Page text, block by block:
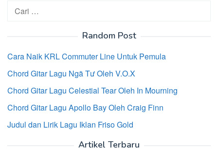
Cari
Random Post
Cara Naik KRL Commuter Line Untuk Pemula
Chord Gitar Lagu Ngã Tư Oleh V.O.X
Chord Gitar Lagu Celestial Tear Oleh In Mourning
Chord Gitar Lagu Apollo Bay Oleh Craig Finn
Judul dan Lirik Lagu Iklan Friso Gold
Artikel Terbaru